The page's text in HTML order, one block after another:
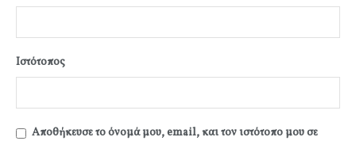
Ιστότοπος
Αποθήκευσε το όνομά μου, email, και τον ιστότοπο μου σε